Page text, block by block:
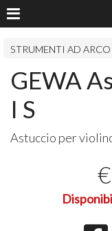
STRUMENTI AD ARCO
GEWA
I S
Astuccio per
€